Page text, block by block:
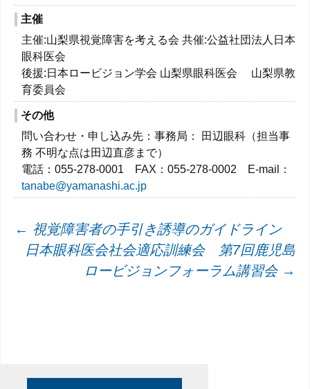
主催
主催:山梨県視覚障害を考える会 共催:公益社団法人日本
眼科医会
後援:日本ロービジョン学会 山梨県眼科医会 山梨県教
育委員会
その他
問い合わせ・申し込み先：事務局： 田辺眼科（担当事
務 不明な点は田辺直彦まで）
電話：055-278-0001 FAX：055-278-0002 E-mail：
tanabe@yamanashi.ac.jp
投← 視覚障害者の手引き誘導のガイドライン
日本眼科医会社会適応訓練会 第7回鹿児島
ロービジョンフォーラム講習会 →